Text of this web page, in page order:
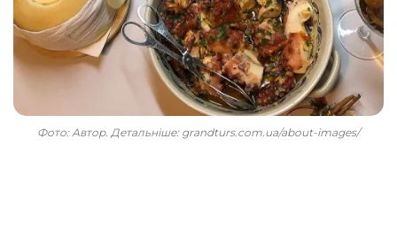
Фото: Автор. Детальніше: grandturs.com.ua/about-images/